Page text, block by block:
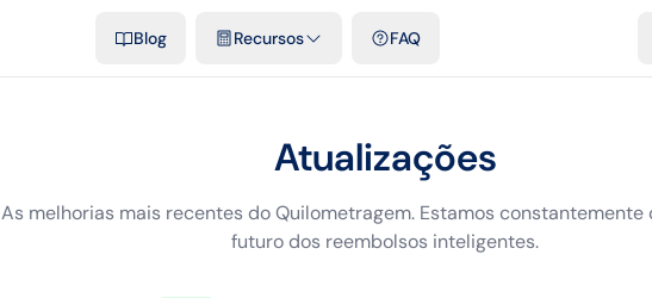
Blog Recursos FAQ
Atualizações
As melhorias mais recentes do Quilometragem. Estamos constantemente
futuro dos reembolsos inteligentes.